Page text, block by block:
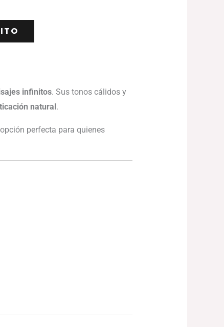
infinitos. Sus tonos cálidos y
natural .
perfecta para quienes